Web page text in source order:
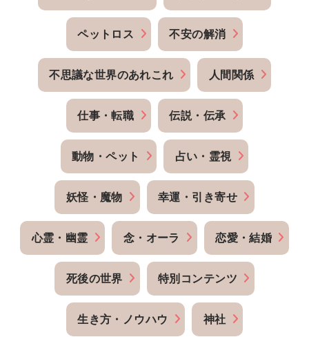
ペットロス 不安の解消
不思議な世界のあれこれ 人間関係
仕事・転職 伝説・伝承
動物・ペット 占い・霊視
妖怪・魔物 幸運・引き寄せ
心霊・幽霊 念・オーラ 恋愛・結婚
死後の世界 特別コンテンツ
生き方・ノウハウ 神社